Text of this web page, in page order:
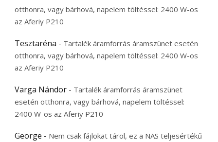
otthonra, vagy bárhová, napelem töltéssel: 2400 W-os
az Aferiy P210
Tesztaréna - Tartalék áramforrás áramszünet esetén
otthonra, vagy bárhová, napelem töltéssel: 2400 W-os
az Aferiy P210
Varga Nándor - Tartalék áramforrás áramszünet
esetén otthonra, vagy bárhová, napelem töltéssel:
2400 W-os az Aferiy P210
George - Nem csak fájlokat tárol, ez a NAS teljesértékű